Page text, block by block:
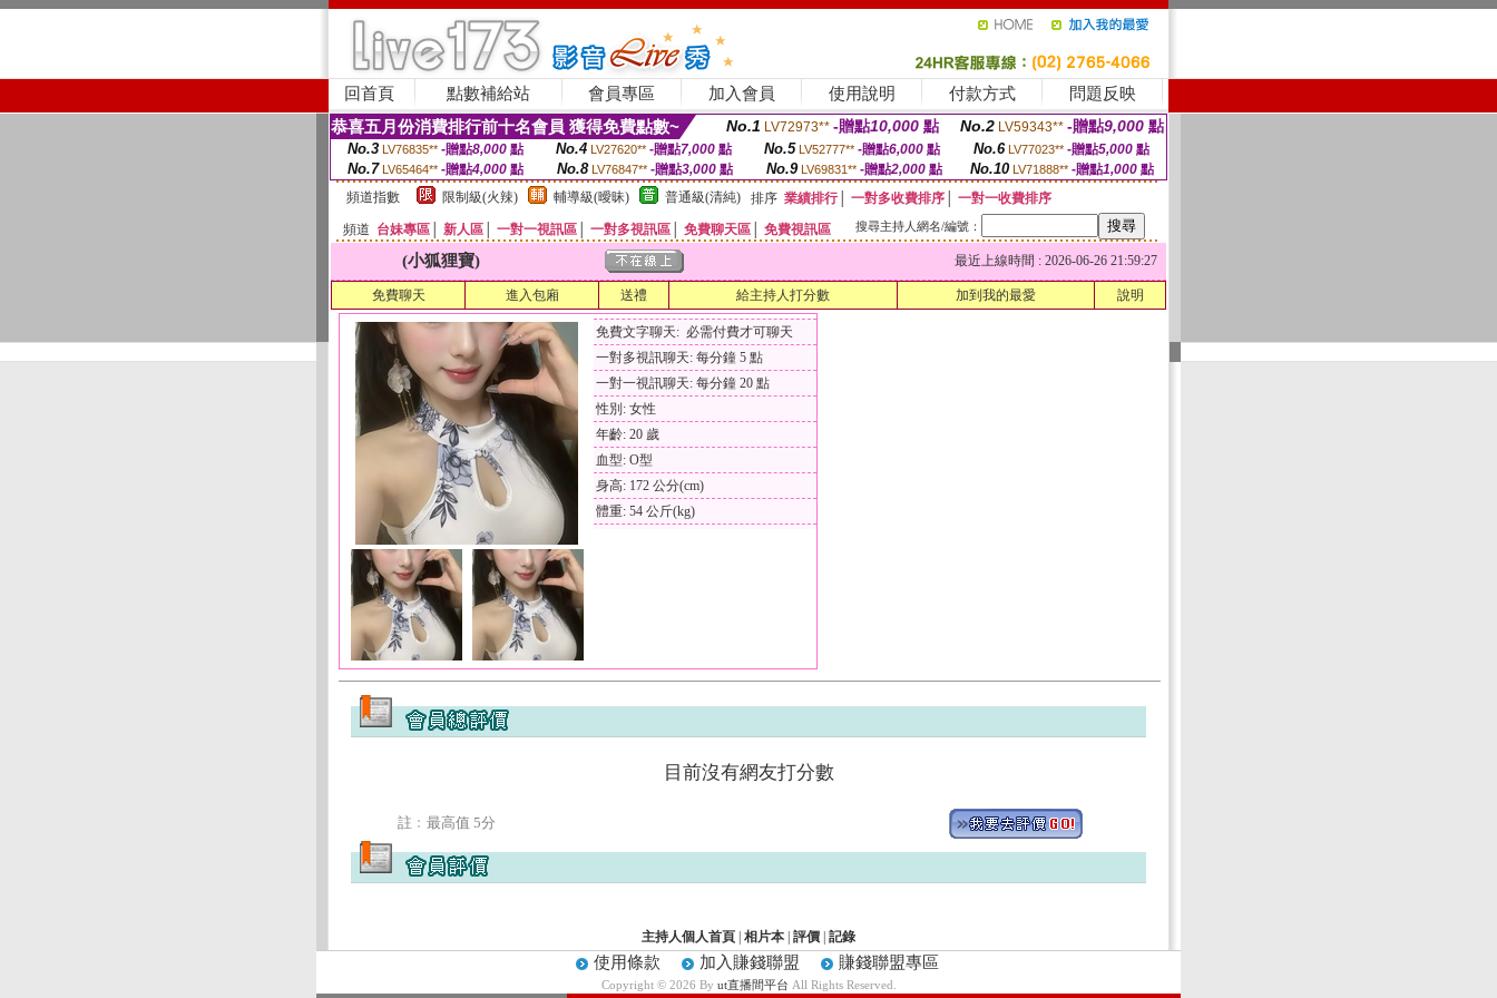
回首頁 點數補給站 會員專區 加入會員 使用說明 付款方式 問題反映
恭喜五月份消費排行前十名會員 獲得免費點數~ No.1 LV72973** -贈點10,000 點 No.2 LV59343** -贈點9,000 點
No.3 LV76835** -贈點8,000點 No.4 LV27620** -贈點7,000點 No.5 LV52777** -贈點6,000點 No.6 LV77023** -贈點5,000點
No.7 LV65464** -贈點4,000 點 No.8 LV76847** -贈點3,000 點 No.9 LV69831** -贈點2,000點 No.10 LV71888** -贈點1,000 點
頻道指數
限制級(火辣) 輔導級(曖昧) 普通級(清純) 排序 業績排行│ 一對多收費排序
一對一收費排序
頻道 台妹專區 新人區 一對一視訊區 一對多視訊區 免費聊天區 免費視訊區 搜尋主持人網名/編號：
(小狐狸寶) 最近上線時間 : 2026-06-26 21:59:27
免費聊天 進入包廂 送禮 給主持人打分數 加到我的最愛 說明
免費文字聊天: 必需付費才可聊天
一對多視訊聊天: 每分鐘 5 點
一對一視訊聊天: 每分鐘 20 點
性別: 女性
年齡: 20 歲
血型: O型
身高: 172 公分(cm)
體重: 54 公斤(kg)
目前沒有網友打分數
註﹕最高值 5分
主持人個人首頁 相片本 評價 記錄
使用條款 加入賺錢聯盟 賺錢聯盟專區
Copyright © 2026 By ut直播間平台 All Rights Reserved.